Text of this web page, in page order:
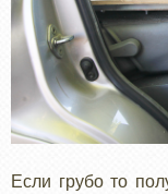
Если грубо то